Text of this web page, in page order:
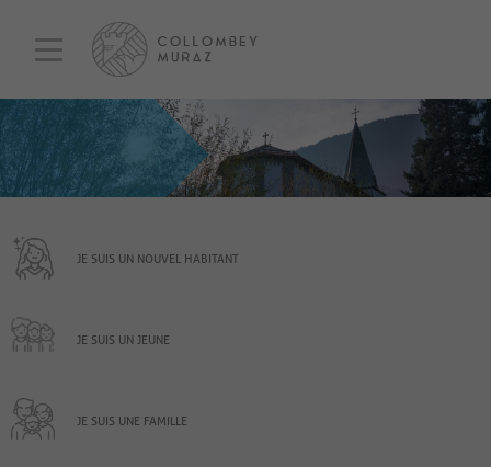
JE SUIS UN NOUVEL HABITANT
JE SUIS UN JEUNE
JE SUIS UNE FAMILLE